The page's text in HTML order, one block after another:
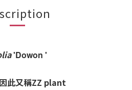
'Dowon '
此又稱ZZ plant